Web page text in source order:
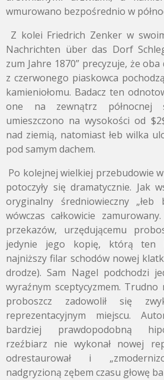
wmurowano bezpośrednio w
Z kolei Friedrich Zenker w
Nachrichten über das Dorf
zum Jahre 1870” precyzuje, że
z czerwonego piaskowca
kamieniołomu. Badacz ten
one na zewnątrz północnej
umieszczono na wysokości od
nad ziemią, natomiast łeb wilka
pod samym dachem.
Po kolejnej wielkiej przebudowie
potoczyły się dramatycznie. Jak
oryginalny średniowieczny „łeb
wówczas całkowicie
przekazów, urzędującemu
jedynie jego kopię, którą ten
najniższy filar schodów nowej
drodze). Sam Nagel podchodzi
wyraźnym sceptycyzmem. Trudno
proboszcz zadowolił się
reprezentacyjnym miejscu.
bardziej prawdopodobną
rzeźbiarz nie wykonał nowej
odrestaurował i
nadgryzioną zębem czasu głowę